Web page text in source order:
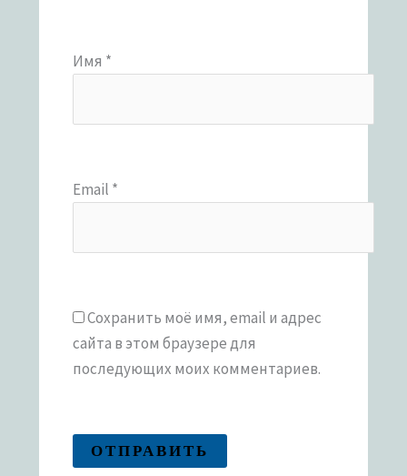
Имя *
Email *
Сохранить моё имя, email и адрес
сайта в этом браузере для
последующих моих комментариев.